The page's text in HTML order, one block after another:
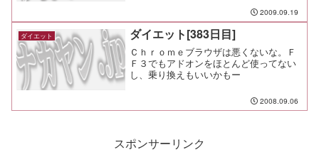
ｍ／ｈ）食事後だったせいか、前夜に呑
み過ぎたせいか、とりあえず足が重くて
不調だった。 ジャージを...
2009.09.19
ダイエット ダイエット[383日目]
Ｃｈｒｏｍｅブラウザは悪くないな。Ｆ
Ｆ３でもアドオンをほとんど使ってない
し、乗り換えもいいかもー
2008.09.06
スポンサーリンク